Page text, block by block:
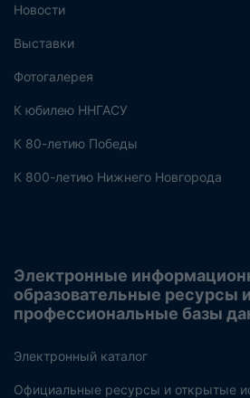
Новости
Выставки
Фотогалерея
К юбилею ННГАСУ
К 80-летию Победы
К 800-летию Нижнего Новгорода
Электронные
образовательные ресурсы и
профессиональные базы
Электронный каталог
Официальные ресурсы и открытые